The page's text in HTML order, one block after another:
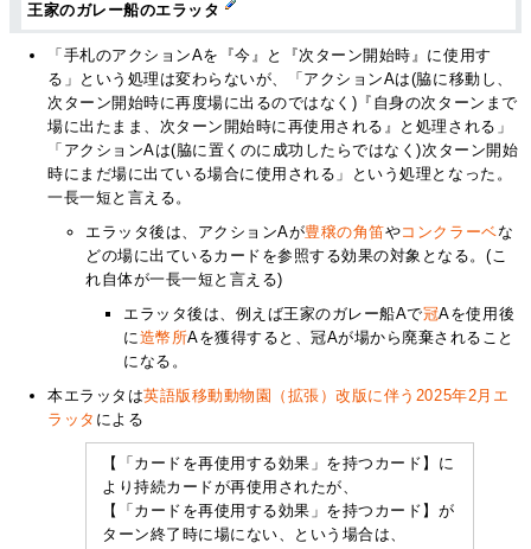
王家のガレー船のエラッタ
「手札のアクションAを『今』と『次ターン開始時』に使用す
る」という処理は変わらないが、「アクションAは(脇に移動し、
次ターン開始時に再度場に出るのではなく)『自身の次ターンまで
場に出たまま、次ターン開始時に再使用される』と処理される」
「アクションAは(脇に置くのに成功したらではなく)次ターン開始
時にまだ場に出ている場合に使用される」という処理となった。
一長一短と言える。
エラッタ後は、アクションAが豊穣の角笛やコンクラーベな
どの場に出ているカードを参照する効果の対象となる。(こ
れ自体が一長一短と言える)
エラッタ後は、例えば王家のガレー船Aで冠Aを使用後
に造幣所Aを獲得すると、冠Aが場から廃棄されること
になる。
本エラッタは英語版移動動物園（拡張）改版に伴う2025年2月エ
ラッタ による
【「カードを再使用する効果」を持つカード】に
より持続カードが再使用されたが、
【「カードを再使用する効果」を持つカード】が
ターン終了時に場にない、という場合は、